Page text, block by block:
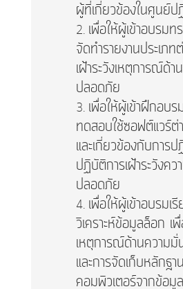
ผู้ที่เกี่ยวข้องในศูนย์
เพื่อให้ผู้เข้าอบรมท
จัดทำรายงานประเภ
เฝ้าระวังเหตุการณ์ด้
ปลอดภัย
เพื่อให้ผู้เข้าฝึกอบ
ทดสอบใช้ซอฟต์แวร์
และเกี่ยวข้องกับการ
ปฏิบัติการเฝ้าระวังค
ปลอดภัย
เพื่อให้ผู้เข้าอบรมเ
วิเคราะห์ข้อมูลล็อก เ
เหตุการณ์ด้านความ
และการจัดเก็บหลักฐา
คอมพิวเตอร์จากข้อมู